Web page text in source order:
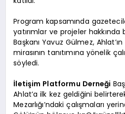
Program kapsamında
yatırımlar ve projeler
Başkanı Yavuz Gülmez,
mirasının tanıtımına yönelik
söyledi.
İletişim Platformu Derneği
Ahlat’a ilk kez geldiğini
Mezarlığı’ndaki çalışmaları